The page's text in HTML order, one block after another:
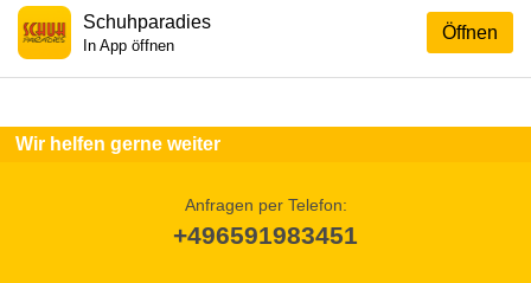
Öffnen
Schuhparadies
In App öffnen
Wir helfen gerne weiter
Anfragen per Telefon:
+496591983451